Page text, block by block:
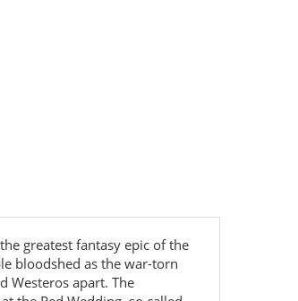
greatest fantasy epic of the
bloodshed as the war-torn
Westeros apart. The